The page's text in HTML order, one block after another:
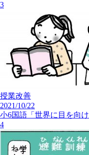
3
授業改善
2021/10/22
小6国語「世界に目を向
4